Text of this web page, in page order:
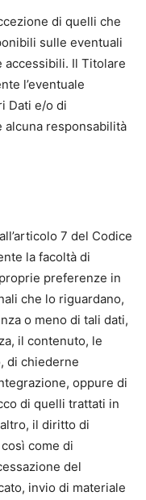
di quelli che
sulle eventuali
accessibili. Il Titolare
l’eventuale
Dati e/o di
alcuna responsabilità
7 del Codice
la facoltà di
preferenze in
che lo riguardano,
o meno di tali dati,
il contenuto, le
di chiederne
oppure di
di quelli trattati in
il diritto di
come di
del
invio di materiale